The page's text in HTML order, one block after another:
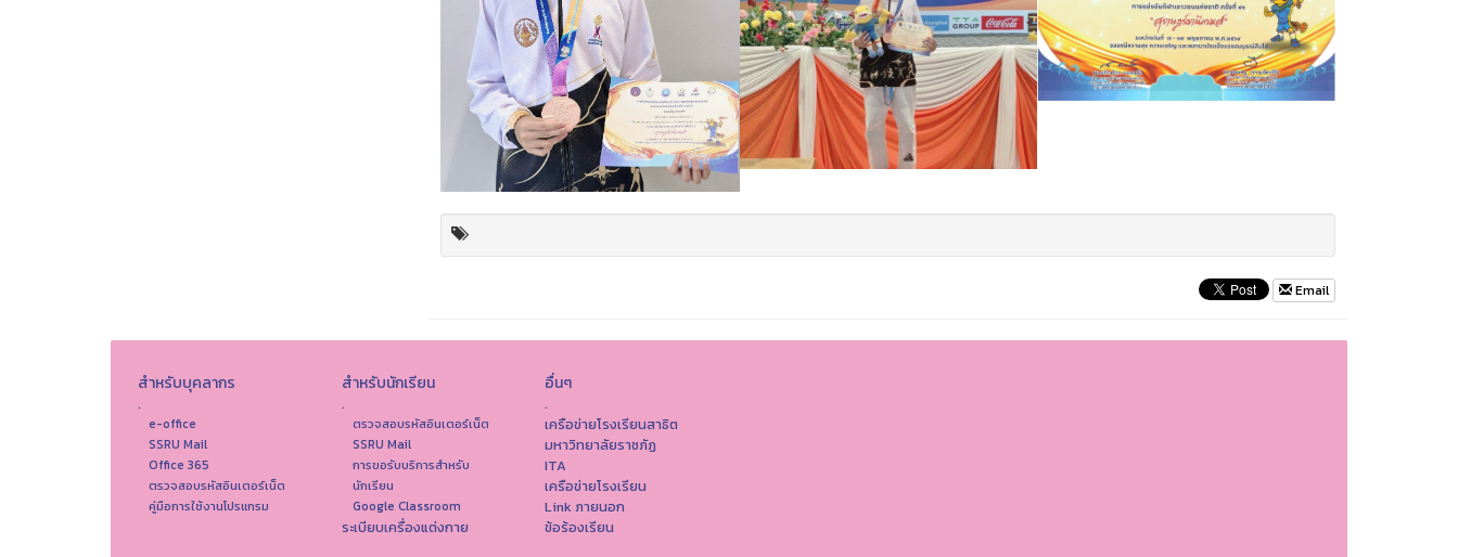
Email
สำหรับบุคลากร
.
e-office
SSRU Mail
Office 365
ตรวจสอบรหัสอินเตอร์เน็ต
คู่มือการใช้งานโปรแกรม
สำหรับนักเรียน
.
ตรวจสอบรหัสอินเตอร์เน็ต
SSRU Mail
การขอรับบริการสำหรับ
นักเรียน
Google Classroom
ระเบียบเครื่องแต่งกาย
อื่นๆ
.
เครือข่ายโรงเรียนสาธิต
มหาวิทยาลัยราชภัฏ
ITA
เครือข่ายโรงเรียน
Link ภายนอก
ข้อร้องเรียน